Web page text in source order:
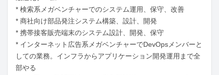
* 検索系メガベンチャーでのシステム運用、保守、改善
* 商社向け部品発注システム構築、設計、開発
* 携帯接客販売端末のシステム設計、開発、保守
* インターネット広告系メガベンチャーでDevOpsメンバーと
しての業務。インフラからアプリケーション開発運用まで全
部やる